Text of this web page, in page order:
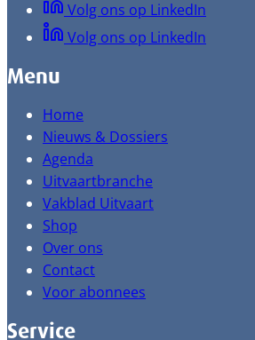
Volg ons op LinkedIn
Volg ons op LinkedIn
Menu
Home
Nieuws & Dossiers
Agenda
Uitvaartbranche
Vakblad Uitvaart
Shop
Over ons
Contact
Voor abonnees
Service